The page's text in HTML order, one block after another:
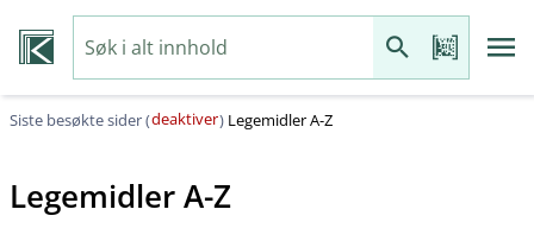
Siste besøkte sider (deaktiver) Legemidler A-Z
Legemidler A-Z